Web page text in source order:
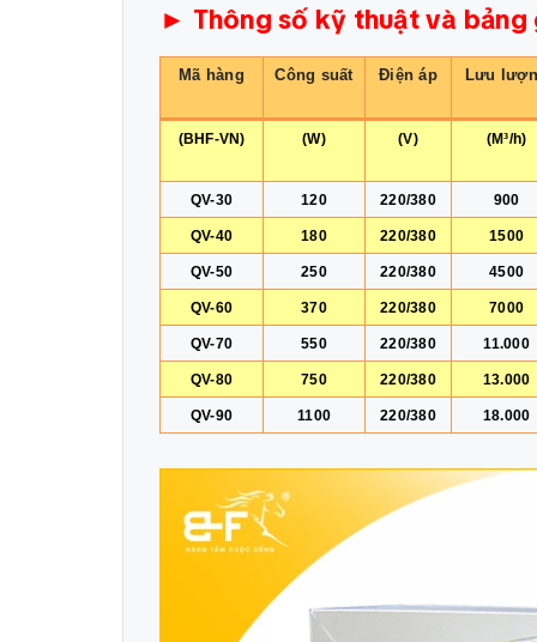
► Thông số kỹ thuật và bảng
Mã hàng Công suất Điện áp Lưu
(BHF-VN) (W) (V) (M³/h)
QV-30 120 220/380 900
QV-40 180 220/380 1500
QV-50 250 220/380 4500
QV-60 370 220/380 7000
QV-70 550 220/380 11.000
QV-80 750 220/380 13.000
QV-90 1100 220/380 18.000